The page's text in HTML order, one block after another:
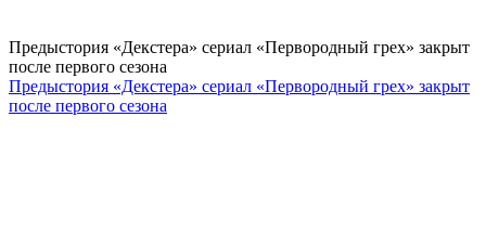
Предыстория «Декстера» сериал «Первородный грех» закрыт
после первого сезона
Предыстория «Декстера» сериал «Первородный грех» закрыт
после первого сезона